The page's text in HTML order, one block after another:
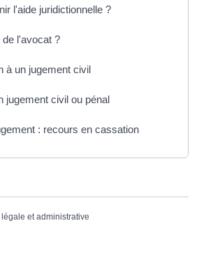
l'aide juridictionnelle ?
l'avocat ?
à un jugement civil
jugement civil ou pénal
: recours en cassation
et administrative